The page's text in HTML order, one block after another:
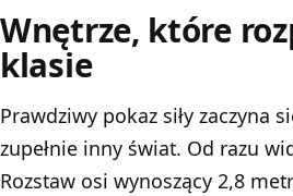
Wnętrze, które
klasie
Prawdziwy pokaz siły zaczyna
zupełnie inny świat. Od razu
Rozstaw osi wynoszący 2,8